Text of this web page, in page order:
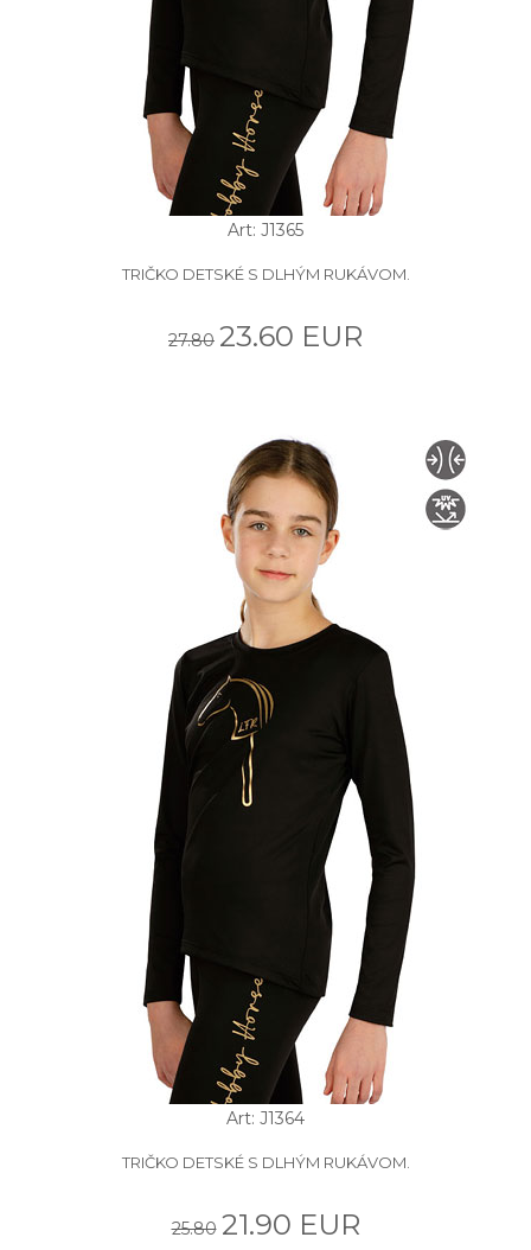
Art: J1365
TRIČKO DETSKÉ S DLHÝM RUKÁVOM.
27.80 23.60 EUR
Art: J1364
TRIČKO DETSKÉ S DLHÝM RUKÁVOM.
25.80 21.90 EUR